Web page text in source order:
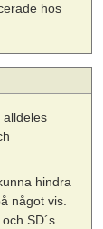
hos
alldeles
hindra
något vis.
SD´s